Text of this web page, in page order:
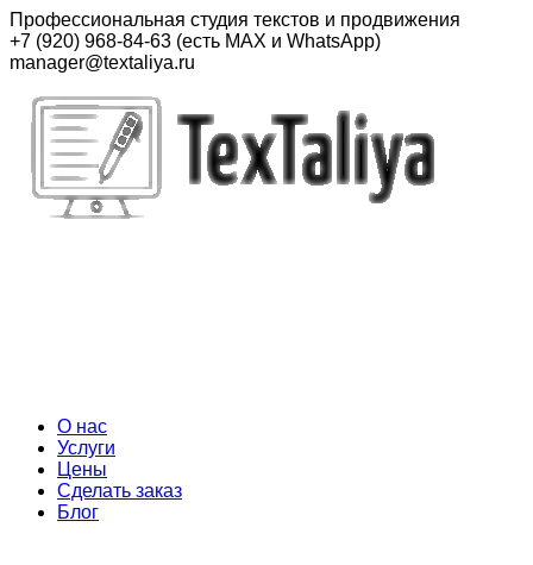
Перейти
к
контенту
Профессиональная студия текстов и продвижения
+7 (920) 968-84-63 (есть MAX и WhatsApp)
manager@textaliya.ru
О нас
Услуги
Цены
Сделать заказ
Блог